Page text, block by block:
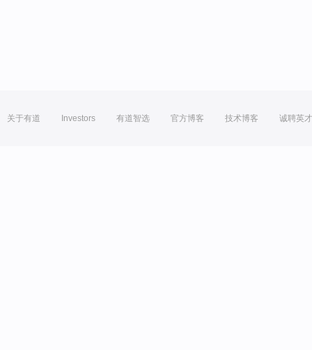
关于有道 Investors 有道智选 官方博客 技术博客 诚聘英才